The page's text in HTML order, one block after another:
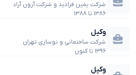
شرکت یمین فرادید و شرکت آرون آراد
۱۳۸۶ تا ۱۳۸۸
وکیل
شرکت ساختمانی و نوسازی تهران
۱۳۹۶ تا کنون
وکیل